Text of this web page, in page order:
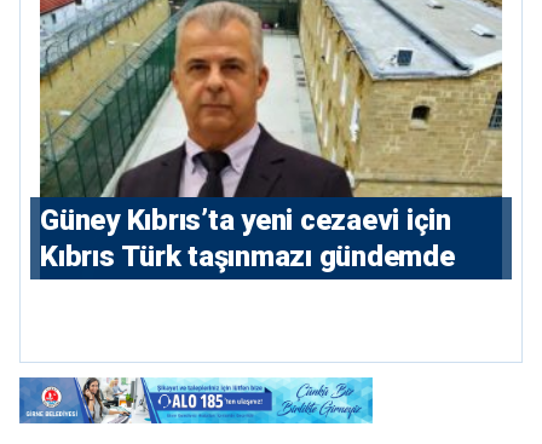
Güney Kıbrıs’ta yeni cezaevi için
Kıbrıs Türk taşınmazı gündemde